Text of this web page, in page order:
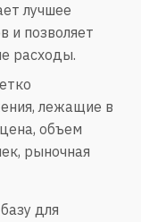
лучшее
и позволяет
расходы.
лежащие в
объем
рыночная
для